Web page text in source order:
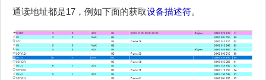
通读地址都是17，例如下面的获取设备描述符。